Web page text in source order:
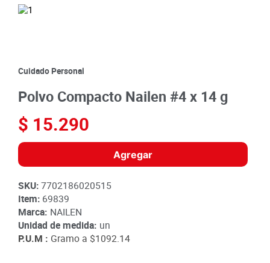
9.
queso
10. papa
Cuidado Personal
Polvo Compacto Nailen #4 x 14 g
$ 15.290
Agregar
SKU:7702186020515
Item: 69839
Marca: NAILEN
Unidad de medida: un
P.U.M : Gramo a $1092.14